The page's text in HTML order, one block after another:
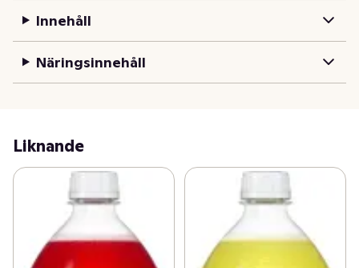
Innehåll
Näringsinnehåll
Liknande